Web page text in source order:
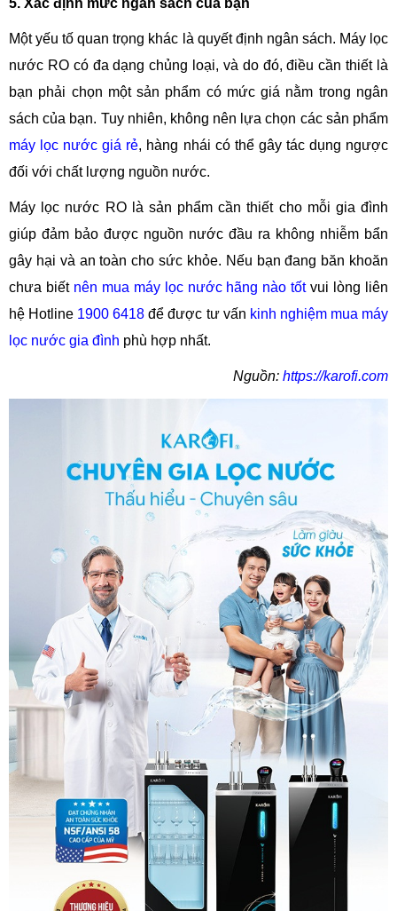
5. Xác định mức ngân sách của bạn
Một yếu tố quan trọng khác là quyết định ngân sách. Máy lọc
nước RO có đa dạng chủng loại, và do đó, điều cần thiết là
bạn phải chọn một sản phẩm có mức giá nằm trong ngân
sách của bạn. Tuy nhiên, không nên lựa chọn các sản phẩm
máy lọc nước giá rẻ, hàng nhái có thể gây tác dụng ngược
đối với chất lượng nguồn nước.
Máy lọc nước RO là sản phẩm cần thiết cho mỗi gia đình
giúp đảm bảo được nguồn nước đầu ra không nhiễm bẩn
gây hại và an toàn cho sức khỏe. Nếu bạn đang băn khoăn
chưa biết nên mua máy lọc nước hãng nào tốtvui lòng liên
hệ Hotline 1900 6418 để được tư vấn kinh nghiệm mua máy
lọc nước gia đình phù hợp nhất.
Nguồn: https://karofi.com